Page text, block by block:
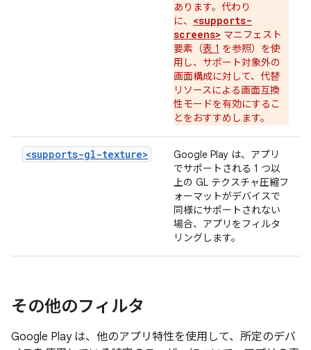
あります。代わり
に、 <supports-
screens> マニフェスト
要素（表 1 を参照）を使
用し、サポート対象外の
画面構成に対して、代替
リソースによる画面互換
性モードを有効にするこ
とをおすすめします。
<supports-gl-texture>
Google Play は、アプリ
でサポートされる 1 つ以
上の GL テクスチャ圧縮フ
ォーマットがデバイスで
同様にサポートされない
場合、アプリをフィルタ
リングします。
その他のフィルタ
Google Play は、他のアプリ特性を使用して、所定のデバ